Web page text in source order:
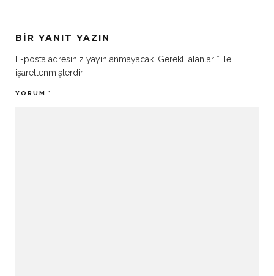
BIR YANIT YAZIN
E-posta adresiniz yayınlanmayacak. Gerekli alanlar * ile
işaretlenmişlerdir
YORUM *